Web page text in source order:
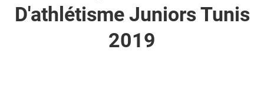
D'athlétisme Juniors Tunis
2019